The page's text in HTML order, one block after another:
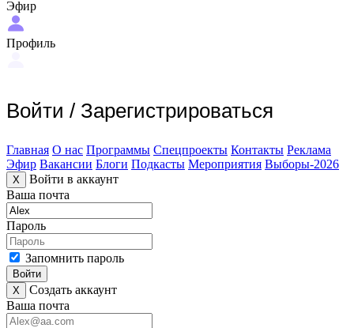
Эфир
Профиль
Войти / Зарегистрироваться
Главная О нас Программы Спецпроекты Контакты Реклама
Эфир Вакансии Блоги Подкасты Мероприятия Выборы-2026
X
Войти в аккаунт
Ваша почта
Пароль
Запомнить пароль
Войти
X
Создать аккаунт
Ваша почта